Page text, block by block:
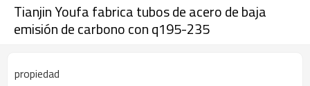
Tianjin Youfa fabrica tubos de acero de baja
emisión de carbono con q195-235
propiedad